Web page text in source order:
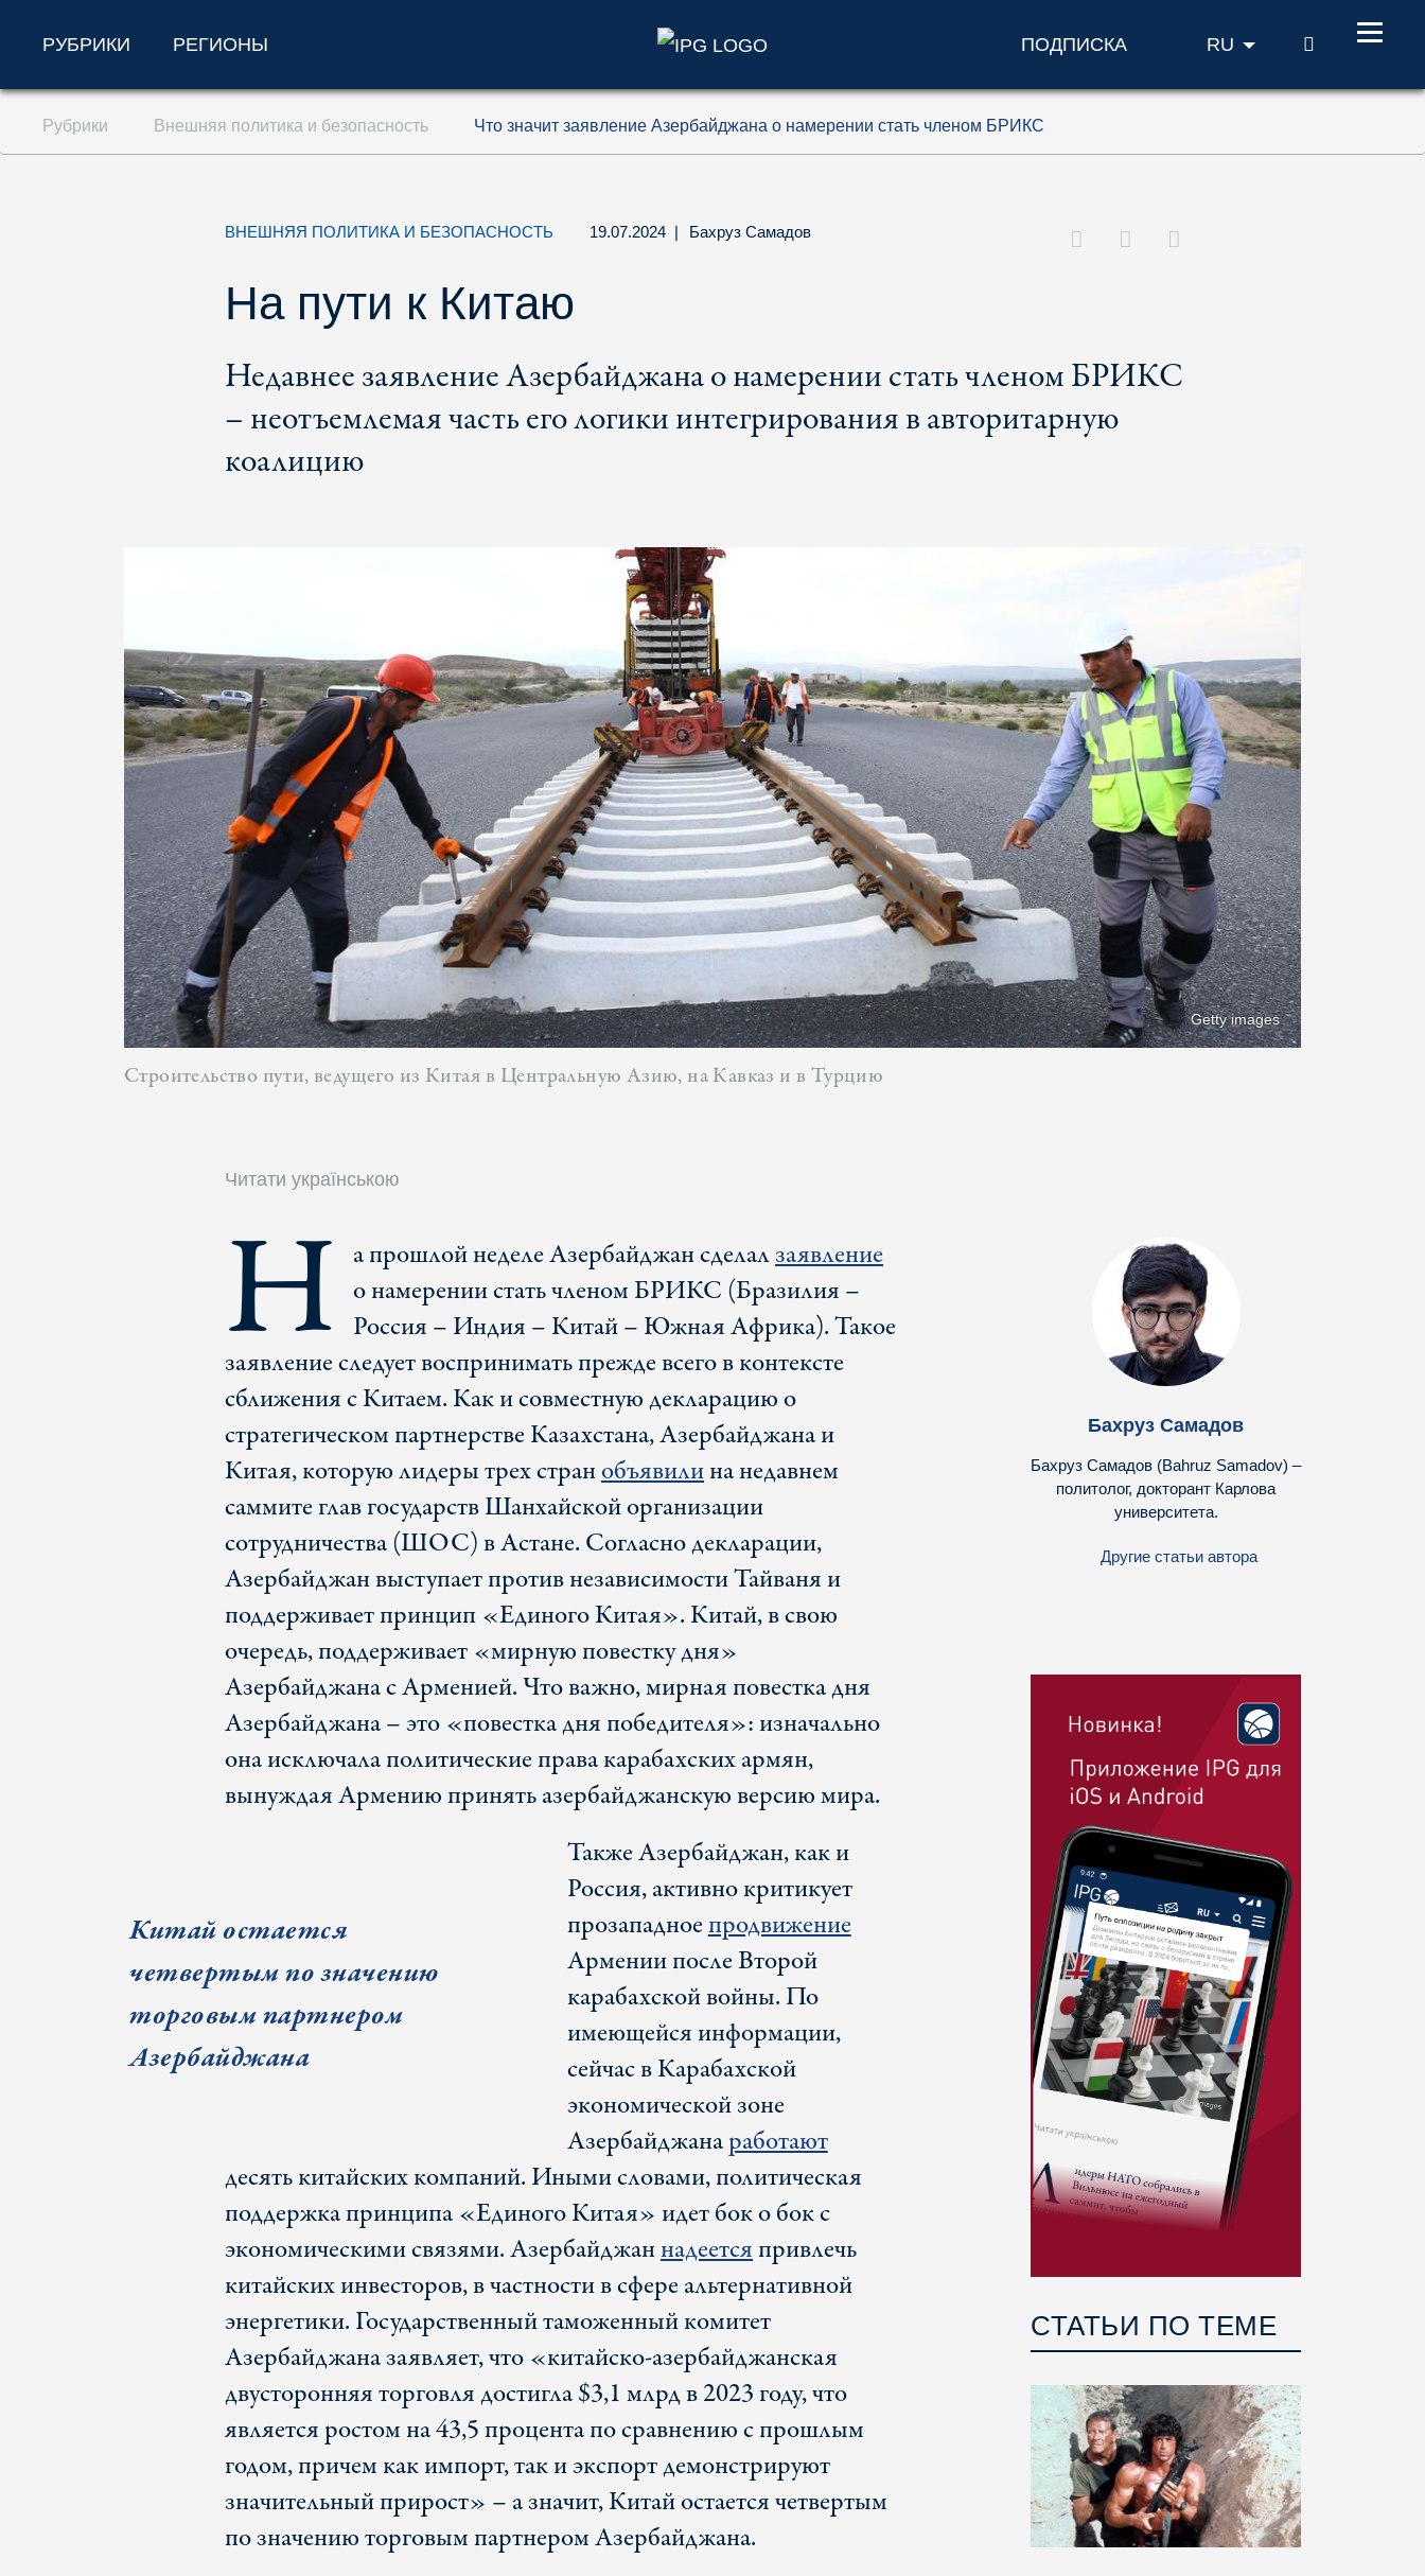
Перейти к содержанию (ключ доступа '1')
Перейти к поиску (ключ доступа '2')
РУБРИКИ РЕГИОНЫ ПОДПИСКА RU ПОИСК
Рубрики Внешняя политика и безопасность Что значит заявление Азербайджана о намерении стать членом БРИКС
ВНЕШНЯЯ ПОЛИТИКА И БЕЗОПАСНОСТЬ 19.07.2024 | Бахруз Самадов
На пути к Китаю
Недавнее заявление Азербайджана о намерении стать членом БРИКС
– неотъемлемая часть его логики интегрирования в авторитарную
коалицию
Getty images
Строительство пути, ведущего из Китая в Центральную Азию, на Кавказ и в Турцию
Читати українською
Н а прошлой неделе Азербайджан сделалзаявление
о намерении стать членом БРИКС (Бразилия –
Россия – Индия – Китай – Южная Африка). Такое
заявление следует воспринимать прежде всего в контексте
сближения с Китаем. Как и совместную декларацию о
стратегическом партнерстве Казахстана, Азербайджана и
Китая, которую лидеры трех странобъявилина недавнем
саммите глав государств Шанхайской организации
сотрудничества (ШОС) в Астане. Согласно декларации,
Азербайджан выступает против независимости Тайваня и
поддерживает принцип «Единого Китая». Китай, в свою
очередь, поддерживает «мирную повестку дня»
Азербайджана с Арменией. Что важно, мирная повестка дня
Азербайджана – это «повестка дня победителя»: изначально
она исключала политические права карабахских армян,
вынуждая Армению принять азербайджанскую версию мира.
Китай остается
четвертым по значению
торговым партнером
Азербайджана
Также Азербайджан, как и
Россия, активно критикует
прозападноепродвижение
Армении после Второй
карабахской войны. По
имеющейся информации,
сейчас в Карабахской
экономической зоне
Азербайджанаработают
десять китайских компаний. Иными словами, политическая
поддержка принципа «Единого Китая» идет бок о бок с
экономическими связями. Азербайджаннадеетсяпривлечь
китайских инвесторов, в частности в сфере альтернативной
энергетики. Государственный таможенный комитет
Азербайджана заявляет, что «китайско-азербайджанская
двусторонняя торговля достигла $3,1 млрд в 2023 году, что
является ростом на 43,5 процента по сравнению с прошлым
годом, причем как импорт, так и экспорт демонстрируют
значительный прирост» – а значит, Китай остается четвертым
по значению торговым партнером Азербайджана.
Бахруз Самадов
Бахруз Самадов (Bahruz Samadov) –
политолог, докторант Карлова
университета.
Другие статьи автора
СТАТЬИ ПО ТЕМЕ